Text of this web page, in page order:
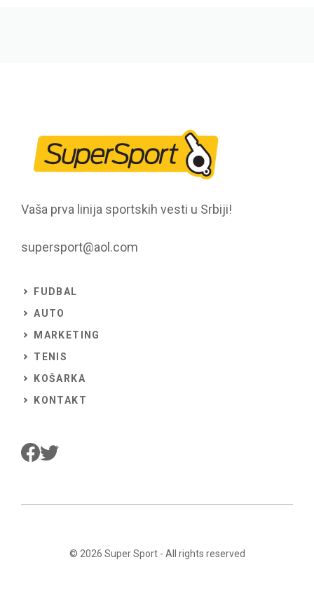
Vaša prva linija sportskih vesti u Srbiji!
supersport@aol.com
FUDBAL
AUTO
MARKETING
TENIS
KOŠARKA
KONTAKT
© 2026 Super Sport- All rights reserved